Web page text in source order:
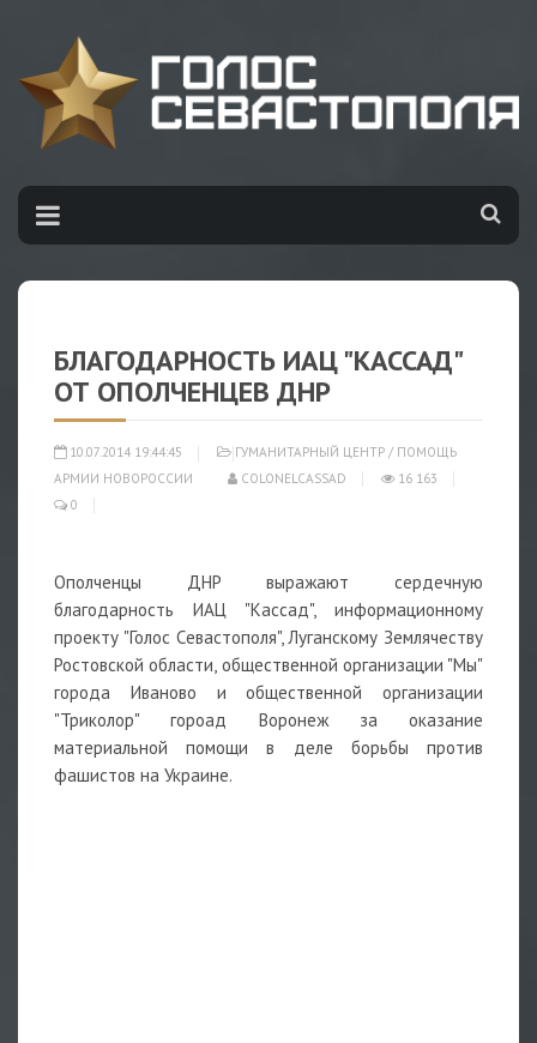
БЛАГОДАРНОСТЬ ИАЦ "КАССАД"
ОТ ОПОЛЧЕНЦЕВ ДНР
10.07.2014 19:44:45 ГУМАНИТАРНЫЙ ЦЕНТР / ПОМОЩЬ
АРМИИ НОВОРОССИИ
COLONELCASSAD
16 163
0
Ополченцы ДНР выражают сердечную
благодарность ИАЦ "Кассад", информационному
проекту "Голос Севастополя", Луганскому Землячеству
Ростовской области, общественной организации "Мы"
города Иваново и общественной организации
"Триколор" гороад Воронеж за оказание
материальной помощи в деле борьбы против
фашистов на Украине.